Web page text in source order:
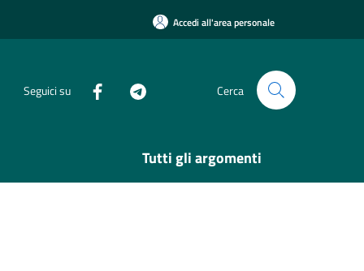
Accedi all'area personale
Seguici su Cerca
Tutti gli argomenti